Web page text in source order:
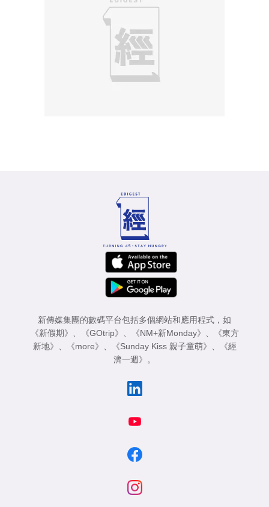
新傳媒集團的數碼平台包括多個網站和應用程式，如
《新假期》 、 《GOtrip》 、 《NM+新Monday》 、
《東方
新地》 、 《more》 、 《Sunday Kiss 親子童萌》 、
《經
濟一週》 。